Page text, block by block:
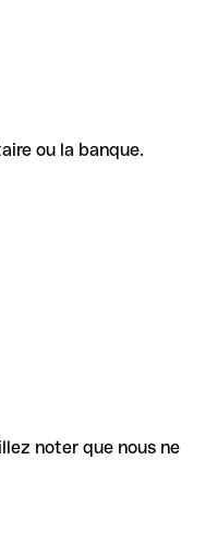
ou la banque.
noter que nous ne